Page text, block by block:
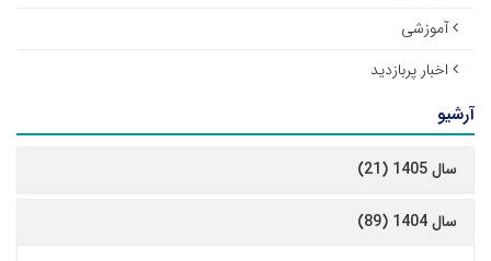
آموزشی
اخبار پربازدید
آرشیو
سال 1405 (21)
سال 1404 (89)